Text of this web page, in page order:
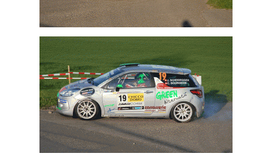
Mike Coppens